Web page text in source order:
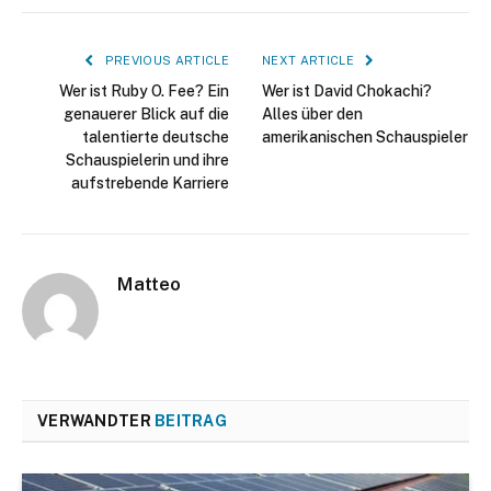
PREVIOUS ARTICLE
Wer ist Ruby O. Fee? Ein
genauerer Blick auf die
talentierte deutsche
Schauspielerin und ihre
aufstrebende Karriere
NEXT ARTICLE
Wer ist David Chokachi?
Alles über den
amerikanischen Schauspieler
Matteo
VERWANDTER BEITRAG